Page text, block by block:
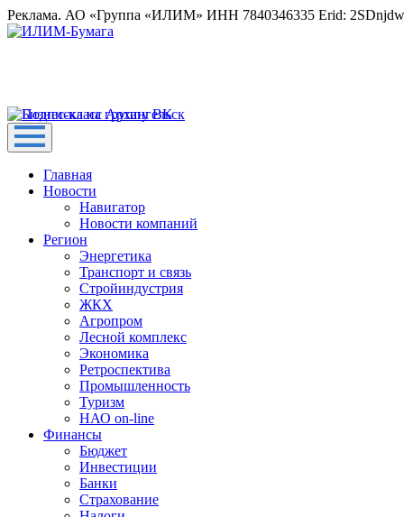
Реклама. АО «Группа «ИЛИМ» ИНН 7840346335 Erid:
Главная
Новости
Навигатор
Новости компаний
Регион
Энергетика
Транспорт и связь
Стройиндустрия
ЖКХ
Агропром
Лесной комплекс
Экономика
Ретроспектива
Промышленность
Туризм
НАО on-line
Финансы
Бюджет
Инвестиции
Банки
Страхование